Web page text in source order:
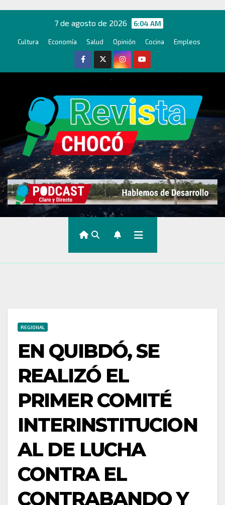
contenido
7 de agosto de 2026 6:04 AM
Cultura Economía Salud Opinión Cocina Empleos
REGIONAL
EN QUIBDÓ, SE
REALIZÓ EL
PRIMER COMITÉ
INTERINSTITUCION
AL DE LUCHA
CONTRA EL
CONTRABANDO Y